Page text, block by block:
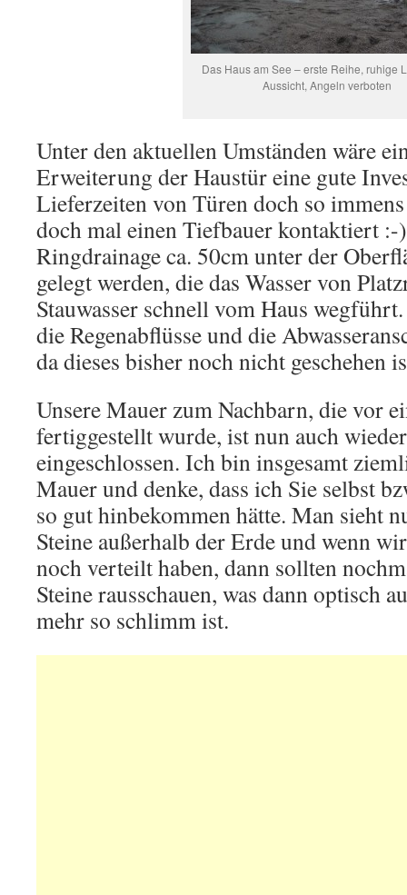
Das Haus am See – erste Reihe, ruhige
Aussicht, Angeln verboten
Unter den aktuellen Umständen wäre
Erweiterung der Haustür eine gute
Lieferzeiten von Türen doch so
doch mal einen Tiefbauer kontaktiert
Ringdrainage ca. 50cm unter der
gelegt werden, die das Wasser von
Stauwasser schnell vom Haus
die Regenabflüsse und die
da dieses bisher noch nicht geschehen
Unsere Mauer zum Nachbarn, die vor
fertiggestellt wurde, ist nun auch
eingeschlossen. Ich bin insgesamt
Mauer und denke, dass ich Sie selbst
so gut hinbekommen hätte. Man sieht
Steine außerhalb der Erde und wenn
noch verteilt haben, dann sollten
Steine rausschauen, was dann optisch
mehr so schlimm ist.